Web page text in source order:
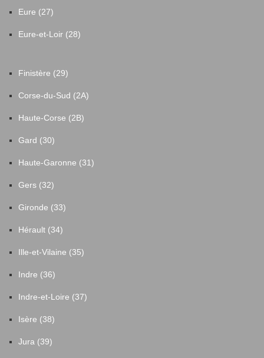
Eure (27)
Eure-et-Loir (28)
Finistère (29)
Corse-du-Sud (2A)
Haute-Corse (2B)
Gard (30)
Haute-Garonne (31)
Gers (32)
Gironde (33)
Hérault (34)
Ille-et-Vilaine (35)
Indre (36)
Indre-et-Loire (37)
Isère (38)
Jura (39)